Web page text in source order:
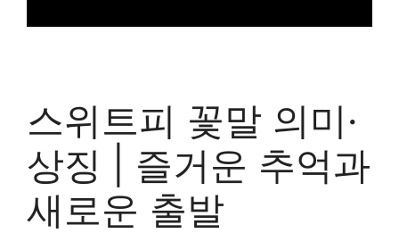
스위트피 꽃말 의미·
상징 | 즐거운 추억과
새로운 출발